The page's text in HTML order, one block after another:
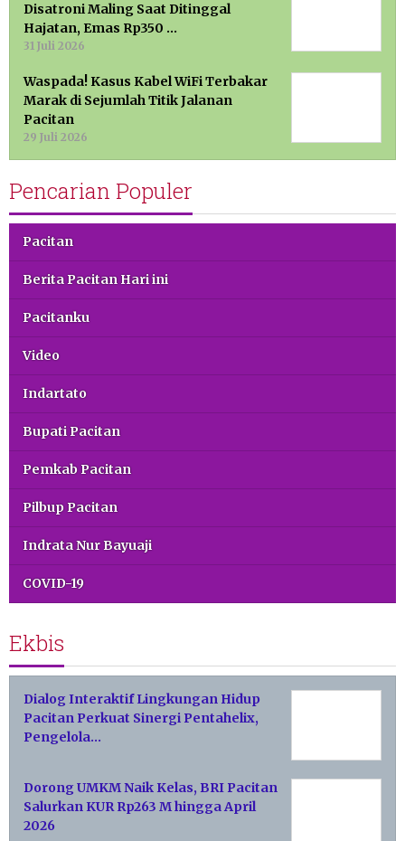
Disatroni Maling Saat Ditinggal
Hajatan, Emas Rp350 …
31 Juli 2026
Waspada! Kasus Kabel WiFi Terbakar
Marak di Sejumlah Titik Jalanan
Pacitan
29 Juli 2026
Pencarian Populer
Pacitan
Berita Pacitan Hari ini
Pacitanku
Video
Indartato
Bupati Pacitan
Pemkab Pacitan
Pilbup Pacitan
Indrata Nur Bayuaji
COVID-19
Ekbis
Dialog Interaktif Lingkungan Hidup
Pacitan Perkuat Sinergi Pentahelix,
Pengelola…
Dorong UMKM Naik Kelas, BRI Pacitan
Salurkan KUR Rp263 M hingga April
2026